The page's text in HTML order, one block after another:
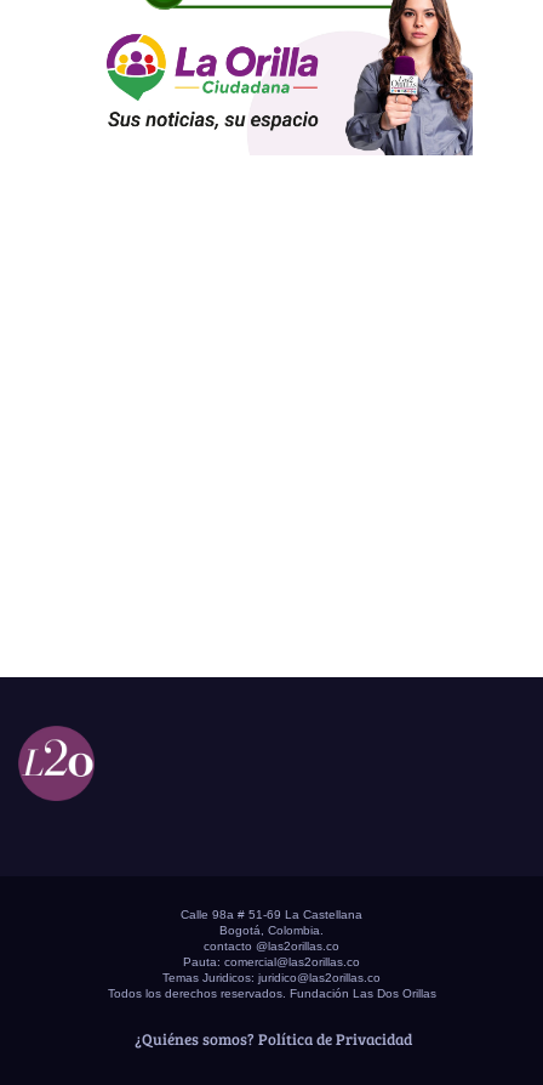
Calle 98a # 51-69 La Castellana
Bogotá, Colombia.
contacto @las2orillas.co
Pauta: comercial@las2orillas.co
Temas Juridicos: juridico@las2orillas.co
Todos los derechos reservados. Fundación Las Dos Orillas
¿Quiénes somos? Política de Privacidad